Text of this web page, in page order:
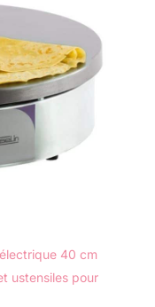
40 cm
ustensiles pour